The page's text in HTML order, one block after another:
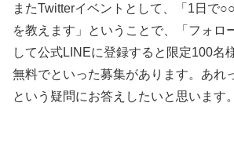
またTwitterイベントとして、「1日で
を教えます」ということで、「フォロ
して公式LINEに登録すると限定100名
無料でといった募集があります。あれ
という疑問にお答えしたいと思います。